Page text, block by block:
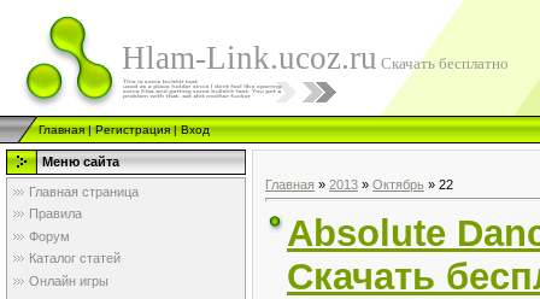
Hlam-Link.ucoz.ru Скачать бесплатно
Главная|Регистрация|Вход
Меню сайта
Главная страница
Правила
Форум
Каталог статей
Онлайн игры
Главная » 2013 » Октябрь » 22
Absolute
Скачать